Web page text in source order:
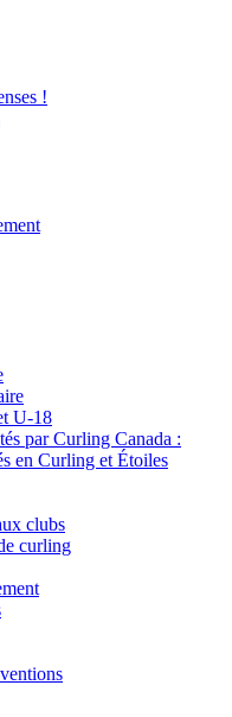
!
U-18
par Curling Canada :
en Curling et Étoiles
clubs
curling